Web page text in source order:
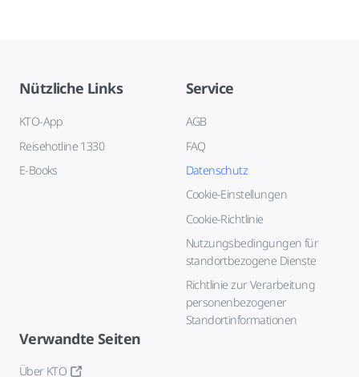
Nützliche Links
KTO-App
Reisehotline 1330
E-Books
Service
AGB
FAQ
Datenschutz
Cookie-Einstellungen
Cookie-Richtlinie
Nutzungsbedingungen für
standortbezogene Dienste
Richtlinie zur Verarbeitung
personenbezogener
Standortinformationen
Verwandte Seiten
Über KTO